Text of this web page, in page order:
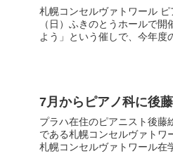
札幌コンセルヴァトワール
（日）ふきのとうホールで
よう」という催しで、今年度
7月からピアノ科に後
プラハ在住のピアニスト後藤
である札幌コンセルヴァトワ
札幌コンセルヴァトワール在